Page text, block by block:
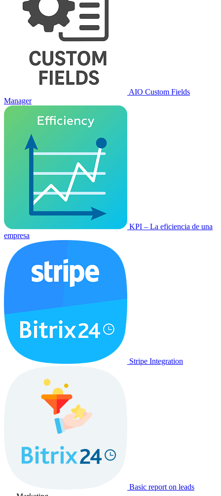
AIO Custom Fields
Manager
KPI – La eficiencia de una
empresa
Stripe Integration
Basic report on leads